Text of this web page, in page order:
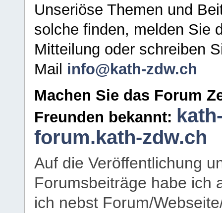
Unseriöse Themen und
solche finden, melden Sie
Mitteilung oder schreiben
Mail info@kath-zdw.ch
Machen Sie das Forum
Freunden bekannt:
forum.kath-zdw.ch
Auf die Veröffentlichung
Forumsbeiträge habe ich
ich nebst Forum/